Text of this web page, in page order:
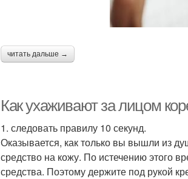
читать дальше →
Как ухаживают за лицом
1. следовать правилу 10 секунд.
Оказывается, как только вы вышли из
средство на кожу. По истечению этого
средства. Поэтому держите под рукой